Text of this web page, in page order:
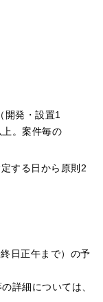
開発・設置1
。案件毎の
する日から原則2
日正午まで）の予
詳細については、